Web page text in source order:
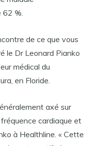
62 %.
de ce que vous
le Dr Leonard Pianko
médical du
en Floride.
axé sur
fréquence cardiaque et
à Healthline. « Cette